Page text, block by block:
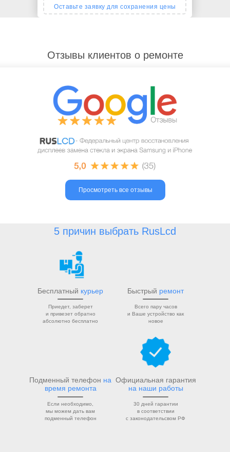
Оставьте заявку для сохранения цены
Отзывы клиентов о ремонте
Просмотреть все отзывы
5 причин выбрать RusLcd
Приедет, заберет
и привезет обратно
абсолютно бесплатно
Если необходимо,
мы можем дать вам
подменный телефон
Всего пару часов
и Ваше устройство как
новое
Бесплатный курьер
Подменный телефон на
время ремонта
Быстрый ремонт
30 дней гарантии
в соответствии
с законодательсвом РФ
Официальная гарантия
на наши работы